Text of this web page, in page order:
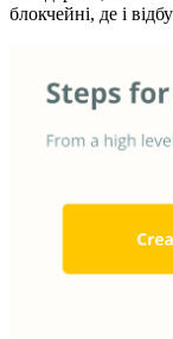
блокчейні, де і